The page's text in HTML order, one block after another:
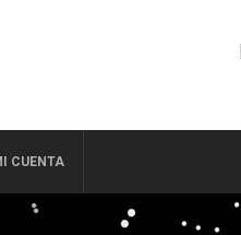
CUENTA